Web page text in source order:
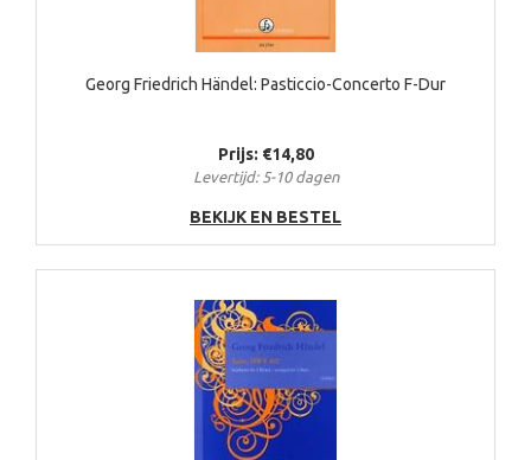
Georg Friedrich Händel: Pasticcio-Concerto F-Dur
Prijs: €14,80
Levertijd: 5-10 dagen
BEKIJK EN BESTEL